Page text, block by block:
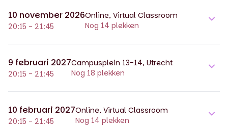
10 november 2026
20:15 - 21:45
Online, Virtual Classroom
Nog 14 plekken
9 februari 2027
20:15 - 21:45
Campusplein 13-14, Utrecht
Nog 18 plekken
10 februari 2027
20:15 - 21:45
Online, Virtual Classroom
Nog 14 plekken